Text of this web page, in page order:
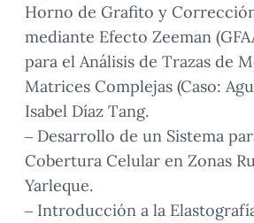
Horno de Grafito y
mediante Efecto Zeeman
para el Análisis de Trazas de
Matrices Complejas (Caso:
Isabel Díaz Tang.
– Desarrollo de un Sistema
Cobertura Celular en Zonas
Yarleque.
– Introducción a la